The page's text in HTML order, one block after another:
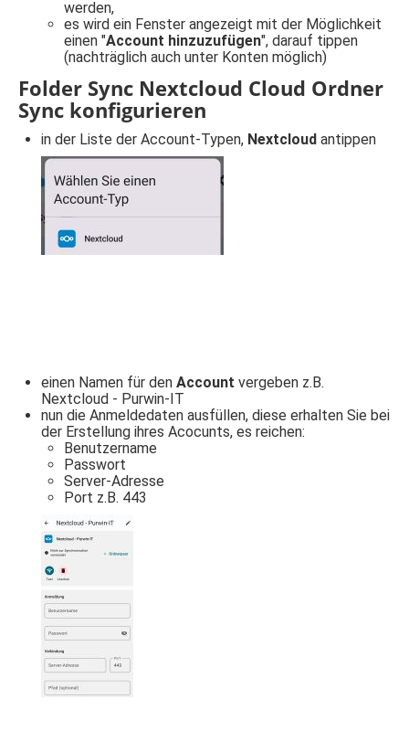
werden,
es wird ein Fenster angezeigt mit der Möglichkeit
einen "Account hinzuzufügen", darauf tippen
(nachträglich auch unter Konten möglich)
Folder Sync Nextcloud Cloud Ordner
Sync konfigurieren
in der Liste der Account-Typen, Nextcloud antippen
einen Namen für den Account vergeben z.B.
Nextcloud - Purwin-IT
nun die Anmeldedaten ausfüllen, diese erhalten Sie bei
der Erstellung ihres Acocunts, es reichen:
Benutzername
Passwort
Server-Adresse
Port z.B. 443